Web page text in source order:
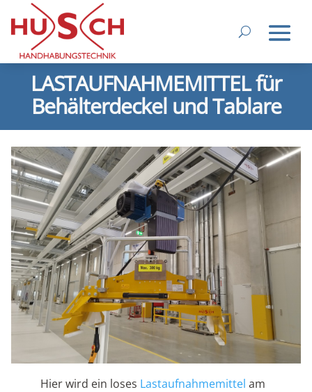
LASTAUFNAHMEMITTEL für
Behälterdeckel und Tablare
Hier wird ein loses Lastaufnahmemittel am